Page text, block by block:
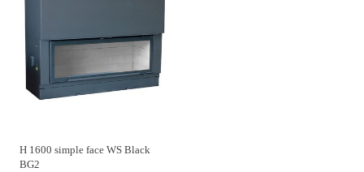
H 1600 simple face WS Black
BG2